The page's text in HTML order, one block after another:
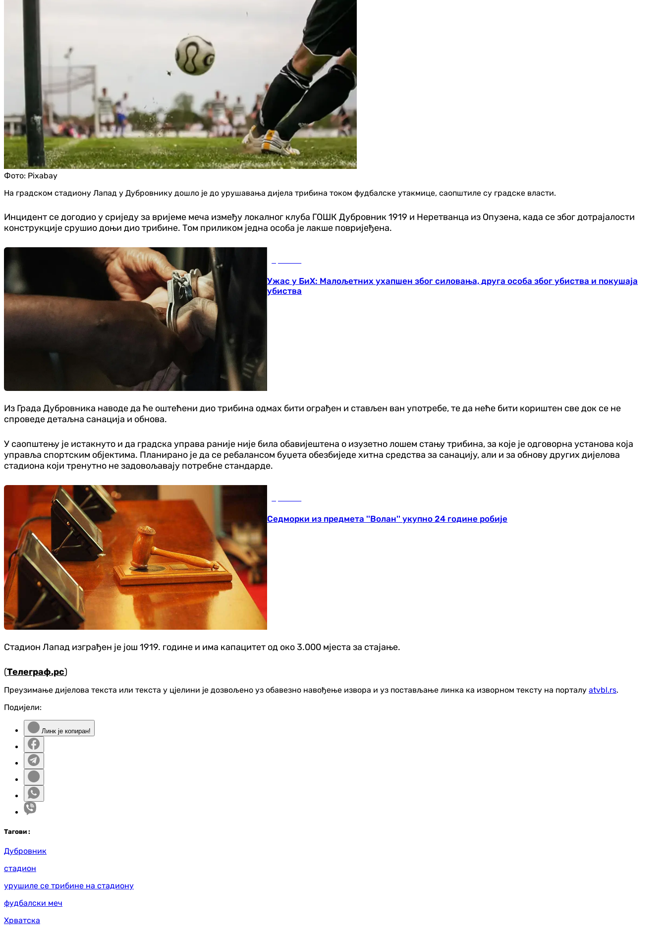
Фото: Pixabay
На градском стадиону Лапад у Дубровнику дошло је до урушавања дијела трибина током фудбалске утакмице, саопштиле су градске власти.
Инцидент се догодио у сриједу за вријеме меча између локалног клуба ГОШК Дубровник 1919 и Неретванца из Опузена, када се због дотрајалости
конструкције срушио доњи дио трибине. Том приликом једна особа је лакше повријеђена.
Ужас у БиХ: Малољетних ухапшен због силовања, друга особа због убиства и покушаја
убиства
Из Града Дубровника наводе да ће оштећени дио трибина одмах бити ограђен и стављен ван употребе, те да неће бити кориштен све док се не
спроведе детаљна санација и обнова.
У саопштењу је истакнуто и да градска управа раније није била обавијештена о изузетно лошем стању трибина, за које је одговорна установа која
управља спортским објектима. Планирано је да се ребалансом буџета обезбиједе хитна средства за санацију, али и за обнову других дијелова
стадиона који тренутно не задовољавају потребне стандарде.
Седморки из предмета ''Волан'' укупно 24 године робије
Стадион Лапад изграђен је још 1919. године и има капацитет од око 3.000 мјеста за стајање.
(Телеграф.рс)
Преузимање дијелова текста или текста у цјелини је дозвољено уз обавезно навођење извора и уз постављање линка ка изворном тексту на порталу atvbl.rs.
Подијели:
Линк је копиран!
Тагови :
Дубровник
стадион
урушиле се трибине на стадиону
фудбалски меч
Хрватска